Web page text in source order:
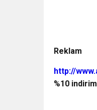
Reklam
http://
%10